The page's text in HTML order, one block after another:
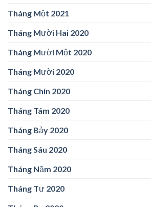
Tháng Một 2021
Tháng Mười Hai 2020
Tháng Mười Một 2020
Tháng Mười 2020
Tháng Chín 2020
Tháng Tám 2020
Tháng Bảy 2020
Tháng Sáu 2020
Tháng Năm 2020
Tháng Tư 2020